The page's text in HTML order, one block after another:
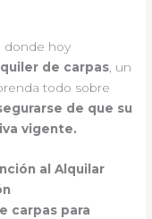
donde hoy
de carpas, un
todo sobre
de que su
vigente.
al Alquilar
carpas para